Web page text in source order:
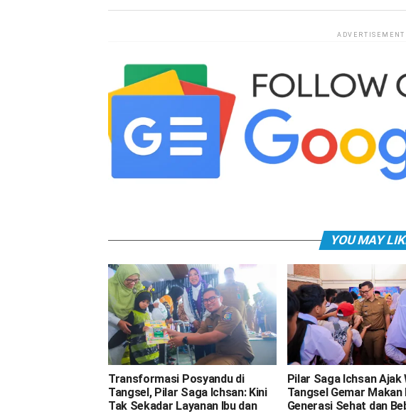
ADVERTISEMENT
YOU MAY
Transformasi Posyandu di
Tangsel, Pilar Saga Ichsan: Kini
Tak Sekadar Layanan Ibu dan
Pilar Saga Ichsan Ajak
Tangsel Gemar Makan
Generasi Sehat dan